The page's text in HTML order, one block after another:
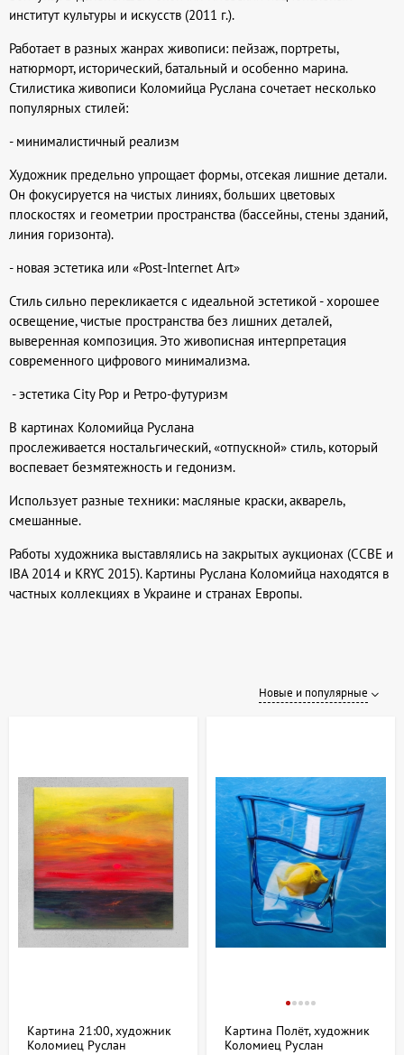
институт культуры и искусств (2011 г.).
Работает в разных жанрах живописи: пейзаж, портреты,
натюрморт, исторический, батальный и особенно марина.
Стилистика живописи Коломийца Руслана сочетает несколько
популярных стилей:
- минималистичный реализм
Художник предельно упрощает формы, отсекая лишние детали.
Он фокусируется на чистых линиях, больших цветовых
плоскостях и геометрии пространства (бассейны, стены зданий,
линия горизонта).
- новая эстетика или «Post-Internet Art»
Стиль сильно перекликается с идеальной эстетикой - хорошее
освещение, чистые пространства без лишних деталей,
выверенная композиция. Это живописная интерпретация
современного цифрового минимализма.
- эстетика City Pop и Ретро-футуризм
В картинах Коломийца Руслана
прослеживается ностальгический, «отпускной» стиль, который
воспевает безмятежность и гедонизм.
Использует разные техники: масляные краски, акварель,
смешанные.
Работы художника выставлялись на закрытых аукционах (CCBE и
IBA 2014 и KRYC 2015). Картины Руслана Коломийца находятся в
частных коллекциях в Украине и странах Европы.
Новые и популярные
Картина 21:00, художник
Коломиец Руслан
Картина Полёт, художник
Коломиец Руслан